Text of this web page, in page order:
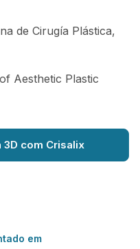
de Cirugía Plástica,
Aesthetic Plastic
com Crisalix
em